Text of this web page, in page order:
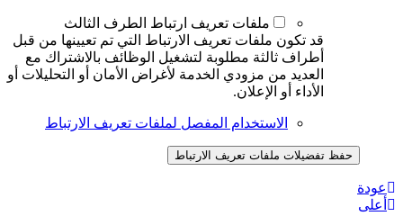
ملفات تعريف ارتباط الطرف الثالث
قد تكون ملفات تعريف الارتباط التي تم تعيينها من قبل
أطراف ثالثة مطلوبة لتشغيل الوظائف بالاشتراك مع
العديد من مزودي الخدمة لأغراض الأمان أو التحليلات أو
الأداء أو الإعلان.
الاستخدام المفصل لملفات تعريف الارتباط
حفظ تفضيلات ملفات تعريف الارتباط
عودة
أعلى